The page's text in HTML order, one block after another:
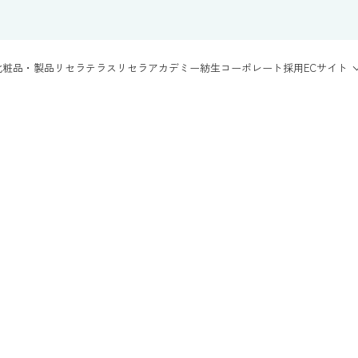
品・製品 リセラテラス リセラアカデミー紡生コーポレート採用ECサイト